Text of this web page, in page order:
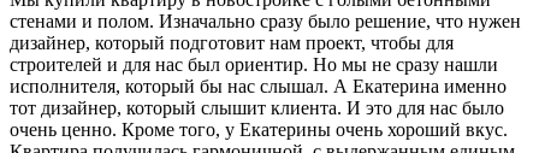
стенами и полом. Изначально сразу было решение, что нужен
дизайнер, который подготовит нам проект, чтобы для
строителей и для нас был ориентир. Но мы не сразу нашли
исполнителя, который бы нас слышал. А Екатерина именно
тот дизайнер, который слышит клиента. И это для нас было
очень ценно. Кроме того, у Екатерины очень хороший вкус.